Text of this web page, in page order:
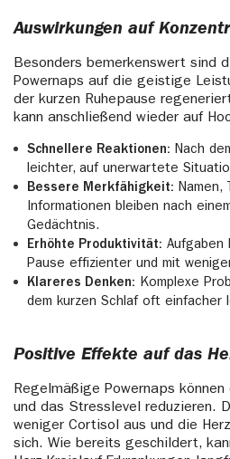
Auswirkungen auf
Besonders bemerkenswert sind
Powernaps auf die geistige
der kurzen Ruhepause
kann anschließend wieder auf
Schnellere Reaktionen: Nach
leichter, auf unerwartete
Bessere Merkfähigkeit: Namen,
Informationen bleiben nach
Gedächtnis.
Erhöhte Produktivität: Aufgaben
Pause effizienter und mit
Klareres Denken: Komplexe
dem kurzen Schlaf oft einfacher
Positive Effekte auf das
Regelmäßige Powernaps
und das Stresslevel reduzieren.
weniger Cortisol aus und die
sich. Wie bereits geschildert,